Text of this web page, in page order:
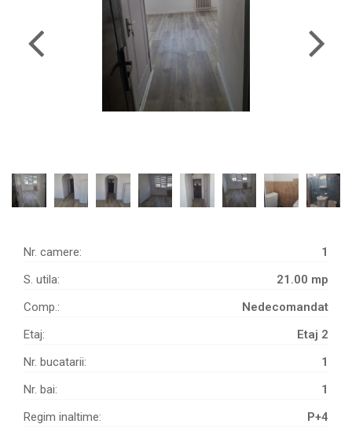
Nr. camere:
1
S. utila:
21.00 mp
Comp.:
Nedecomandat
Etaj:
Etaj 2
Nr. bucatarii:
1
Nr. bai:
1
Regim inaltime:
P+4